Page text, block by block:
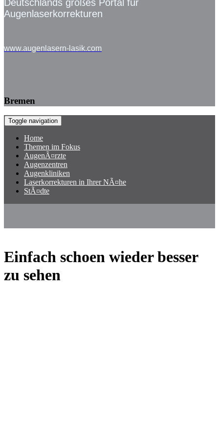
Deutschlands großes Portal für
Augenlaserkorrekturen
www.augenlasern-lasik.com
Bremen
Toggle navigation
Home
Themen im Fokus
AugenÃ¤rzte
Augenzentren
Augenkliniken
Laserkorrekturen in Ihrer NÃ¤he
StÃ¤dte
Einfach schoen wieder besser
zu sehen